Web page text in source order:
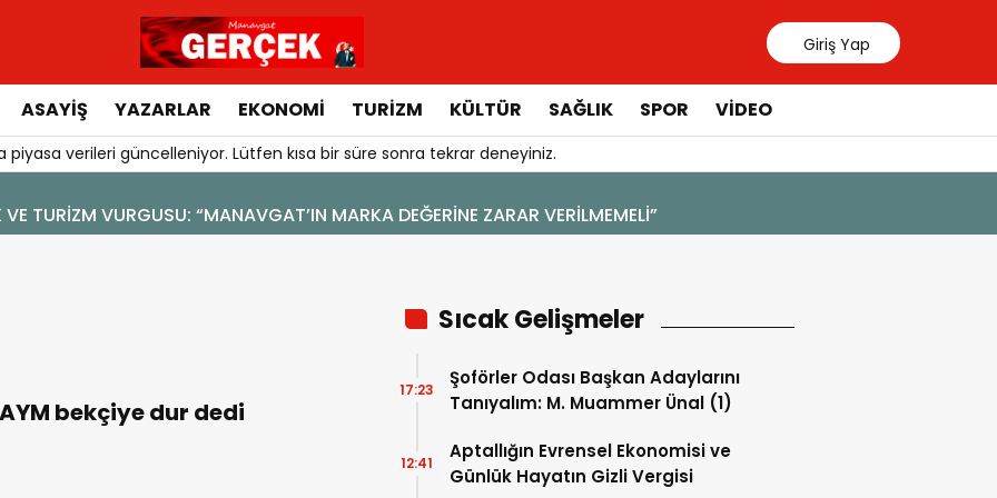
Giriş Yap
ASAYIŞ YAZARLAR EKONOMI TURIZM KÜLTÜR SAĞLIK SPOR VIDEO
piyasa verileri güncelleniyor. Lütfen kısa bir süre sonra tekrar deneyiniz.
MARKA DEĞERİNE ZARAR VERİLMEMELİ” YENİ BİR DİN: SOSYAL MEDYA
AYM bekçiye dur dedi
Sıcak Gelişmeler
Şoförler Odası Başkan Adaylarını
Tanıyalım: M. Muammer Ünal (1)
17:23
Aptallığın Evrensel Ekonomisi ve
Günlük Hayatın Gizli Vergisi
12:41